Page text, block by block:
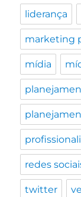
liderança
marketing
mídia
redes
twitter